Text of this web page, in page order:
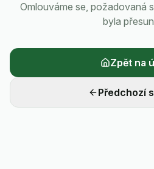
Omlouváme se, požadovaná
byla
Zpět na
Předchozí